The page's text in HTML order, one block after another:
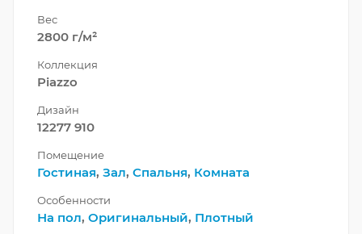
Вес
2800 г/м²
Коллекция
Piazzo
Дизайн
12277 910
Помещение
Гостиная, Зал, Спальня, Комната
Особенности
На пол, Оригинальный, Плотный